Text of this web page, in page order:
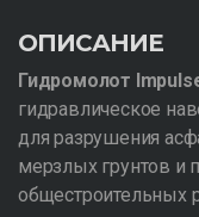
ОПИСАНИЕ
Гидромолот
гидравлическое
для разрушения
мерзлых грунтов и
общестроительных